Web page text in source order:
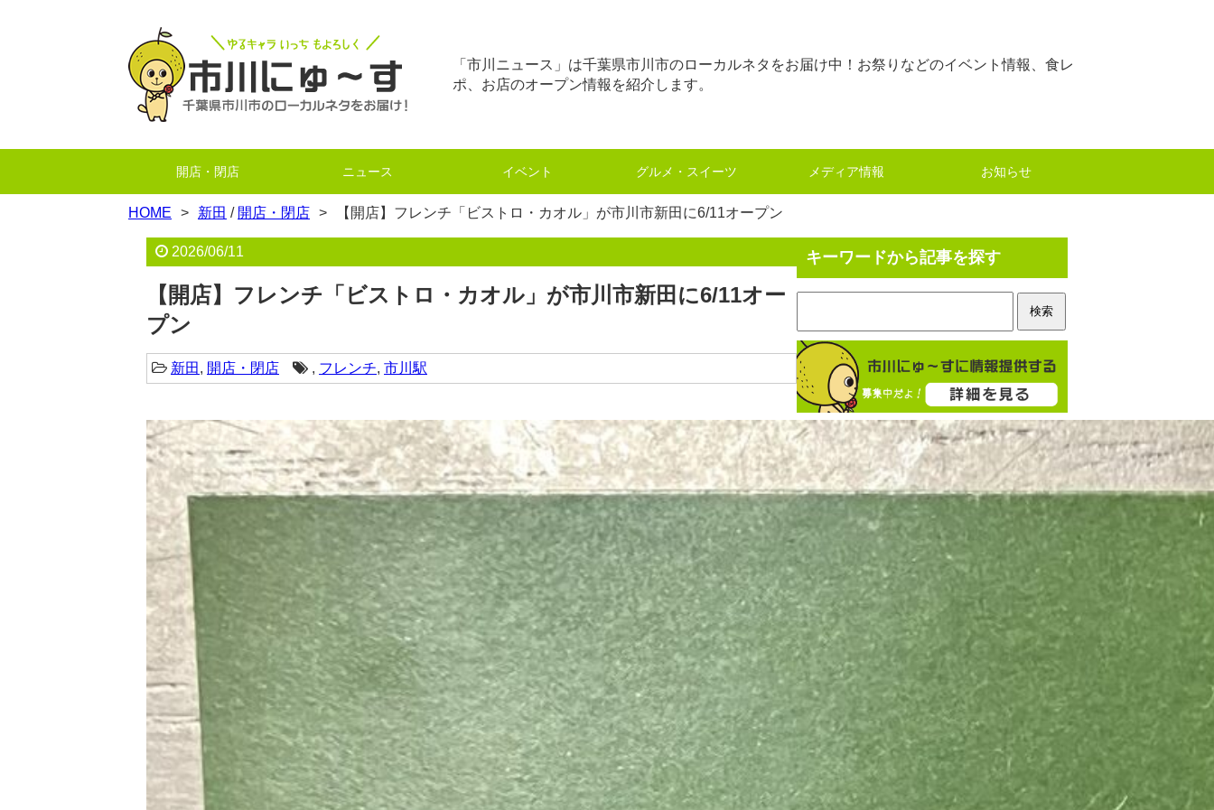
「市川ニュース」は千葉県市川市のローカルネタをお届け中！お祭りなどのイベント情報、食レ
ポ、お店のオープン情報を紹介します。
開店・閉店 ニュース イベント グルメ・スイーツ メディア情報 お知らせ
HOME 新田 / 開店・閉店 【開店】フレンチ「ビストロ・カオル」が市川市新田に6/11オープン
2026/06/11
【開店】フレンチ「ビストロ・カオル」が市川市新田に6/11オー
プン
新田 , 開店・閉店 , フレンチ, 市川駅
キーワードから記事を探す